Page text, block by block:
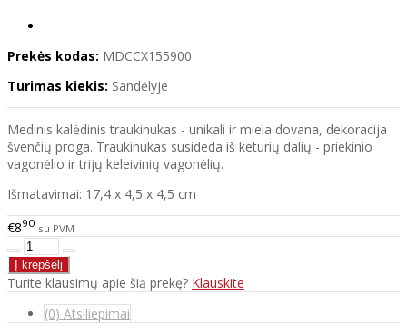
Prekės kodas: MDCCX155900
Turimas kiekis: Sandėlyje
Medinis kalėdinis traukinukas - unikali ir miela dovana, dekoracija
švenčių proga. Traukinukas susideda iš keturių dalių - priekinio
vagonėlio ir trijų keleivinių vagonėlių.
Išmatavimai: 17,4 x 4,5 x 4,5 cm
€890 su PVM
Turite klausimų apie šią prekę? Klauskite
(0) Atsiliepimai